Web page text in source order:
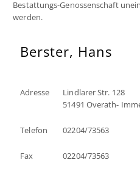
Bestattungs-Genossenschaft
werden.
Berster, Hans
Adresse
Lindlarer Str. 128
51491 Overath-
Telefon 02204/73563
Fax 02204/73563